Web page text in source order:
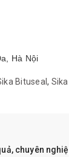
Hà Nội
Bituseal ,
chuyên